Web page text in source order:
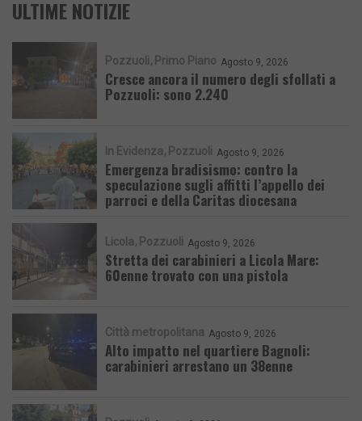
ULTIME NOTIZIE
Pozzuoli Primo Piano Agosto 9, 2026
Cresce ancora il numero degli sfollati a
Pozzuoli: sono 2.240
In Evidenza Pozzuoli Agosto 9, 2026
Emergenza bradisismo: contro la
speculazione sugli affitti l’appello dei
parroci e della Caritas diocesana
Licola Pozzuoli Agosto 9, 2026
Stretta dei carabinieri a Licola Mare:
60enne trovato con una pistola
Città metropolitana Agosto 9, 2026
Alto impatto nel quartiere Bagnoli:
carabinieri arrestano un 38enne